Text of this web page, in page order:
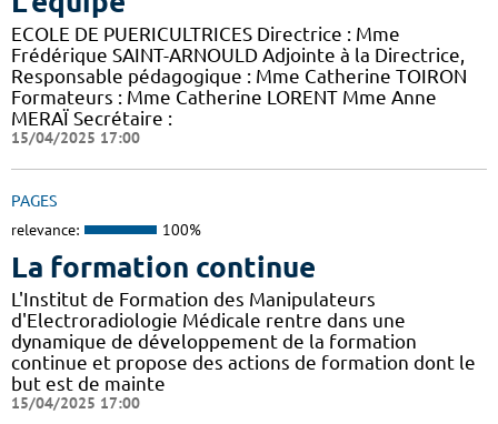
ECOLE DE PUERICULTRICES Directrice : Mme
Frédérique SAINT-ARNOULD Adjointe à la Directrice,
Responsable pédagogique : Mme Catherine TOIRON
Formateurs : Mme Catherine LORENT Mme Anne
MERAÏ Secrétaire :
15/04/2025 17:00
PAGES
relevance: 100%
La formation continue
L'Institut de Formation des Manipulateurs
d'Electroradiologie Médicale rentre dans une
dynamique de développement de la formation
continue et propose des actions de formation dont le
but est de mainte
15/04/2025 17:00